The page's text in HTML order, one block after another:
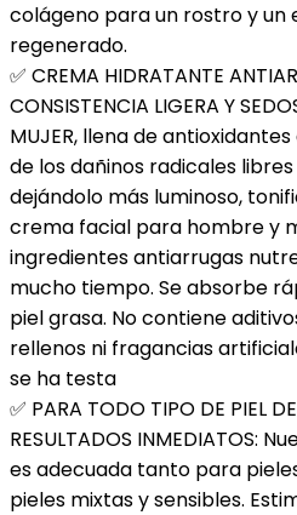
colágeno para un rostro y un
regenerado.
✅ CREMA HIDRATANTE
CONSISTENCIA LIGERA Y
MUJER, llena de
de los dañinos radicales
dejándolo más luminoso,
crema facial para hombre y
ingredientes antiarrugas
mucho tiempo. Se absorbe
piel grasa. No contiene
rellenos ni fragancias
se ha testa
✅ PARA TODO TIPO DE PIEL
RESULTADOS INMEDIATOS:
es adecuada tanto para
pieles mixtas y sensibles.